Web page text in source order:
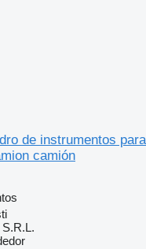
de instrumentos
camión